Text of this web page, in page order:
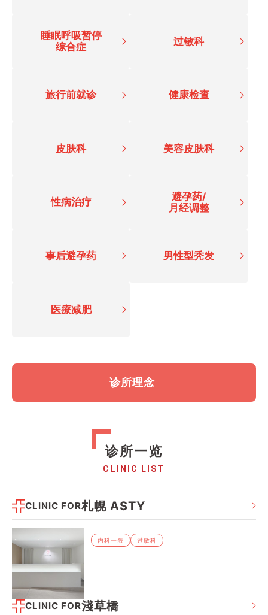
睡眠呼吸暂停
综合症
过敏科
旅行前就诊 健康检查
皮肤科 美容皮肤科
性病治疗
避孕药/
月经调整
事后避孕药 男性型秃发
医療减肥
诊所理念
诊所一览
CLINIC LIST
CLINIC FOR札幌 ASTY
内科⼀般 过敏科
CLINIC FOR淺草橋